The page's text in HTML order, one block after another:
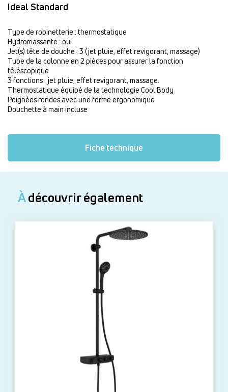
Ideal Standard
Type de robinetterie : thermostatique
Hydromassante : oui
Jet(s) tête de douche : 3 (jet pluie, effet revigorant, massage)
Tube de la colonne en 2 pièces pour assurer la fonction
téléscopique
3 fonctions : jet pluie, effet revigorant, massage.
Thermostatique équipé de la technologie Cool Body
Poignées rondes avec une forme ergonomique
Douchette à main incluse
Fiche technique
Àdécouvrir également